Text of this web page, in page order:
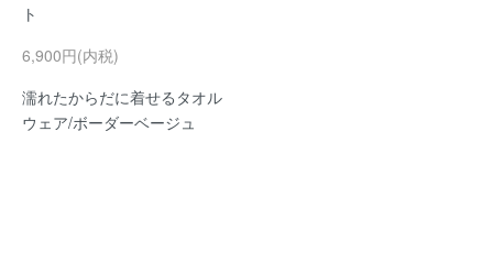
ト
6,900円(内税)
濡れたからだに着せるタオル
ウェア/ボーダーベージュ